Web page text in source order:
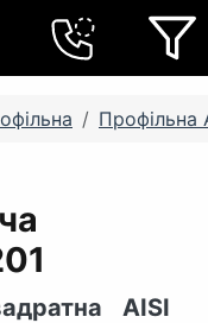
Профільна
AISI